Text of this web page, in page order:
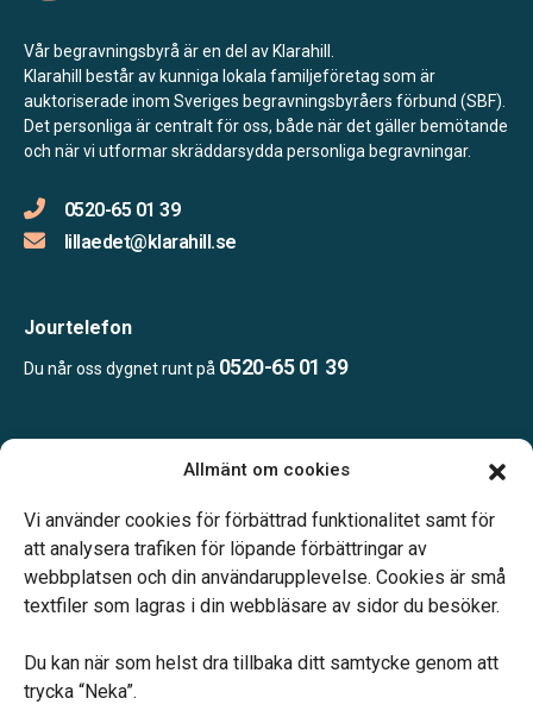
Allmänt om cookies
Vi använder cookies för förbättrad funktionalitet samt för
att analysera trafiken för löpande förbättringar av
webbplatsen och din användarupplevelse. Cookies är små
textfiler som lagras i din webbläsare av sidor du besöker.
Du kan när som helst dra tillbaka ditt samtycke genom att
trycka “Neka”.
Vår begravningsbyrå är en del av Klarahill.
Klarahill består av kunniga lokala familjeföretag som är
auktoriserade inom Sveriges begravningsbyråers förbund (SBF).
Det personliga är centralt för oss, både när det gäller bemötande
och när vi utformar skräddarsydda personliga begravningar.
0520-65 01 39
lillaedet@klarahill.se
Jourtelefon
Du når oss dygnet runt på 0520-65 01 39
Telefonjour dygnet runt.
Vårt systerbolag Verahill hjälper dig med familjejuridiken –